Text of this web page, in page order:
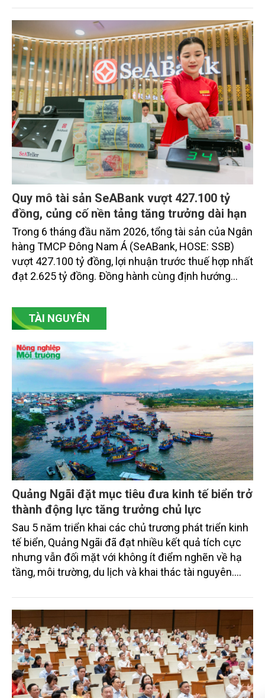
vụ được thiết kế dành riêng cho họ.
Quy mô tài sản SeABank vượt 427.100 tỷ
đồng, củng cố nền tảng tăng trưởng dài hạn
Trong 6 tháng đầu năm 2026, tổng tài sản của Ngân
hàng TMCP Đông Nam Á (SeABank, HOSE: SSB)
vượt 427.100 tỷ đồng, lợi nhuận trước thuế hợp nhất
đạt 2.625 tỷ đồng. Đồng hành cùng định hướng
SeABank tiếp tục duy trì hoạt động hiệu quả, mở
rộng tín dụng, củng cố nguồn vốn và đảm bảo các
TÀI NGUYÊN
Quảng Ngãi đặt mục tiêu đưa kinh tế biển trở
thành động lực tăng trưởng chủ lực
Sau 5 năm triển khai các chủ trương phát triển kinh
tế biển, Quảng Ngãi đã đạt nhiều kết quả tích cực
nhưng vẫn đối mặt với không ít điểm nghẽn về hạ
tầng, môi trường, du lịch và khai thác tài nguyên.
đặt mục tiêu đưa kinh tế biển phát triển nhanh, bền
vững, trở thành động lực quan trọng thúc đẩy tăng
trưởng của tỉnh đến năm 2030, tầm nhìn đến năm
2045.